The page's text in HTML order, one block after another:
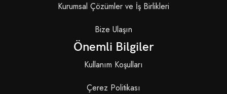
Kurumsal Çözümler ve İş Birlikleri
Bize Ulaşın
Önemli Bilgiler
Kullanım Koşulları
Çerez Politikası